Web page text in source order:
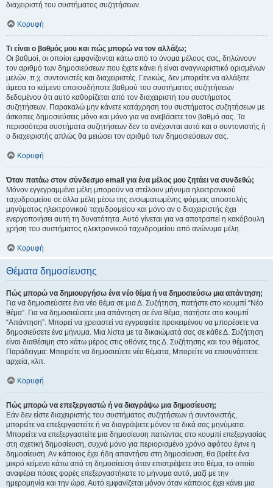
διαχειριστή του συστήματος συζητήσεων.
Κορυφή
Τι είναι ο βαθμός μου και πώς μπορώ να τον αλλάξω;
Οι βαθμοί, οι οποίοι εμφανίζονται κάτω από το όνομα μέλους σας, δηλώνουν
τον αριθμό των δημοσιεύσεων που έχετε κάνει ή είναι αναγνωριστικό ορισμένων
μελών, π.χ. συντονιστές και διαχειριστές. Γενικώς, δεν μπορείτε να αλλάξετε
άμεσα το κείμενο οποιουδήποτε βαθμού του συστήματος συζητήσεων
δεδομένου ότι αυτό καθορίζεται από τον διαχειριστή του συστήματος
συζητήσεων. Παρακαλώ μην κάνετε κατάχρηση του συστήματος συζητήσεων με
άσκοπες δημοσιεύσεις μόνο και μόνο για να ανεβάσετε τον βαθμό σας. Τα
περισσότερα συστήματα συζητήσεων δεν το ανέχονται αυτό και ο συντονιστής ή
ο διαχειριστής απλώς θα μειώσει τον αριθμό των δημοσιεύσεων σας.
Κορυφή
Όταν πατάω στον σύνδεσμο email για ένα μέλος μου ζητάει να συνδεθώ;
Μόνον εγγεγραμμένα μέλη μπορούν να στείλουν μήνυμα ηλεκτρονικού
ταχυδρομείου σε άλλα μέλη μέσω της ενσωματωμένης φόρμας αποστολής
μηνύματος ηλεκτρονικού ταχυδρομείου και μόνο αν ο διαχειριστής έχει
ενεργοποιήσει αυτή τη δυνατότητα. Αυτό γίνεται για να αποτραπεί η κακόβουλη
χρήση του συστήματος ηλεκτρονικού ταχυδρομείου από ανώνυμα μέλη.
Κορυφή
Θέματα δημοσίευσης
Πώς μπορώ να δημιουργήσω ένα νέο θέμα ή να δημοσιεύσω μια απάντηση;
Για να δημοσιεύσετε ένα νέο θέμα σε μια Δ. Συζήτηση, πατήστε στο κουμπί “Νέο
θέμα”. Για να δημοσιεύσετε μια απάντηση σε ένα θέμα, πατήστε στο κουμπί
“Απάντηση”. Μπορεί να χρειαστεί να εγγραφείτε προκειμένου να μπορέσετε να
δημοσιεύσετε ένα μήνυμα. Μια λίστα με τα δικαιώματά σας σε κάθε Δ. Συζήτηση
είναι διαθέσιμη στο κάτω μέρος στις οθόνες της Δ. Συζήτησης και του θέματος.
Παράδειγμα: Μπορείτε να δημοσιεύετε νέα θέματα, Μπορείτε να επισυνάπτετε
αρχεία, κλπ.
Κορυφή
Πώς μπορώ να επεξεργαστώ ή να διαγράψω μια δημοσίευση;
Εάν δεν είστε διαχειριστής του συστήματος συζητήσεων ή συντονιστής,
μπορείτε να επεξεργαστείτε ή να διαγράψετε μόνον τα δικά σας μηνύματα.
Μπορείτε να επεξεργαστείτε μια δημοσίευση πατώντας στο κουμπί επεξεργασίας
στη σχετική δημοσίευση, συχνά μόνο για περιορισμένο χρόνο αφότου έγινε η
δημοσίευση. Αν κάποιος έχει ήδη απαντήσει στη δημοσίευση, θα βρείτε ένα
μικρό κείμενο κάτω από τη δημοσίευση όταν επιστρέψετε στο θέμα, το οποίο
αναφέρει πόσες φορές επεξεργαστήκατε το μήνυμα αυτό, μαζί με την
ημερομηνία και την ώρα. Αυτό εμφανίζεται μόνον όταν κάποιος έχει κάνει μια